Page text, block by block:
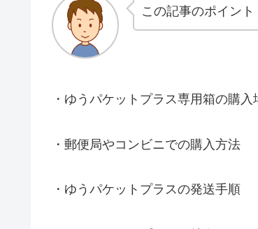
この記事のポイント
・ゆうパケットプラス専用箱の購入
・郵便局やコンビニでの購入方法
・ゆうパケットプラスの発送手順